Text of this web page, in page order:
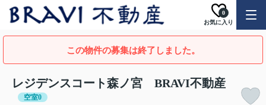
お気に入り
0
この物件の募集は終了しました。
レジデンスコート森ノ宮 BRAVI不動産
空室0